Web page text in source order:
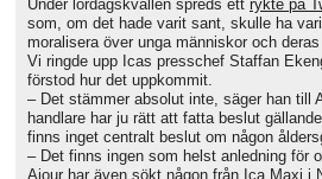
Under lördagskvällen spreds ett rykte på
som, om det hade varit sant, skulle ha
moralisera över unga människor och
Vi ringde upp Icas presschef Staffan
förstod hur det uppkommit.
– Det stämmer absolut inte, säger han till
handlare har ju rätt att fatta beslut
finns inget centralt beslut om någon
– Det finns ingen som helst anledning för
Ajour har även sökt någon från Ica Maxi i